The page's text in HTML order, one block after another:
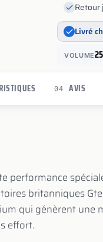
Retour
Livré
VOLUME
04 AVIS
performance
britanniques
qui génèrent une
effort.